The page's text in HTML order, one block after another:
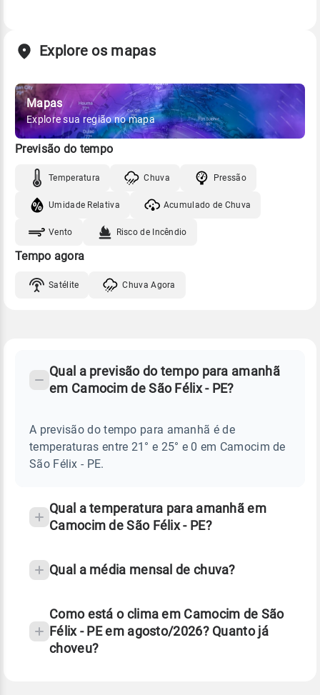
Explore os mapas
Mapas
Explore sua região no mapa
Previsão do tempo
Temperatura Chuva Pressão
Umidade Relativa Acumulado de Chuva
Vento Risco de Incêndio
Tempo agora
Satélite Chuva Agora
CAMOCIM
Perguntas
sobre
chuva
Qual a previsão do tempo para amanhã
em Camocim de São Félix - PE?
A previsão do tempo para amanhã é de
temperaturas entre 21° e 25° e 0 em Camocim de
São Félix - PE.
Qual a temperatura para amanhã em
Camocim de São Félix - PE?
Qual a média mensal de chuva?
Como está o clima em Camocim de São
Félix - PE em agosto/2026? Quanto já
choveu?